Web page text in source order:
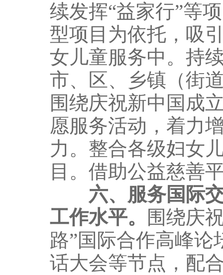
续发挥“益家行”等
型项目为依托，吸
女儿童服务中。持
市、区、乡镇（街
围绕庆祝新中国成
愿服务活动，着力
力。整合各级妇女
目。借助公益慈善
六、服务国际
工作水平。
围绕庆
路”国际合作高峰
话大会等节点，配